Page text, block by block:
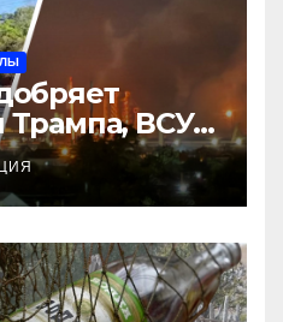
Трампа, ВСУ